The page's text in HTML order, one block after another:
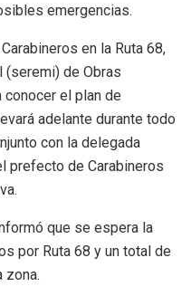
emergencias.
en la Ruta 68,
de Obras
conocer el plan de
adelante durante todo
con la delegada
prefecto de Carabineros
que se espera la
por Ruta 68 y un total de
zona.